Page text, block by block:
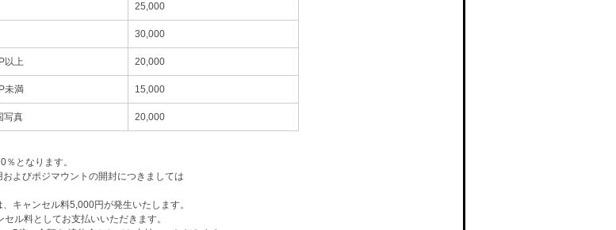
25,000
30,000
以上 20,000
未満 15,000
写真 20,000
となります。
よびポジマウントの開封につきましては
キャンセル料5,000円が発生いたします。
ル料としてお支払いいただきます。